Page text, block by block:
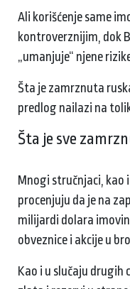
Ali korišćenje same
kontroverznijim, dok
„umanjuje“ njene
Šta je zamrznuta
predlog nailazi na
Šta je sve
Mnogi stručnjaci, kao
procenjuju da je na
milijardi dolara
obveznice i akcije u
Kao i u slučaju drugih